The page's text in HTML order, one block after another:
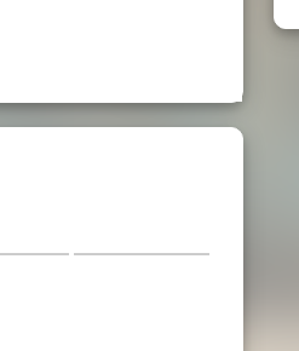
qui retracent
la mobilité et les modes
didactique sur